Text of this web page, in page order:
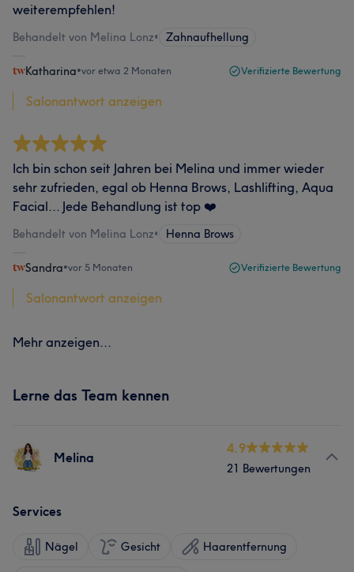
weiterempfehlen!
Behandelt von Melina Lonz• Zahnaufhellung
Katharina•vor etwa 2 Monaten Verifizierte Bewertung
Salonantwort anzeigen
Ich bin schon seit Jahren bei Melina und immer wieder
sehr zufrieden, egal ob Henna Brows, Lashlifting, Aqua
Facial... Jede Behandlung ist top ❤️
Behandelt von Melina Lonz• Henna Brows
Sandra•vor 5 Monaten Verifizierte Bewertung
Salonantwort anzeigen
Mehr anzeigen...
Lerne das Team kennen
Melina
4.9
21 Bewertungen
Services
Nägel Gesicht Haarentfernung